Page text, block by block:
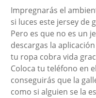
Impregnarás el
si luces este jersey de
Pero es que no es un
descargas la
tu ropa cobra vida
Coloca tu teléfono en
conseguirás que la
como si alguien se la